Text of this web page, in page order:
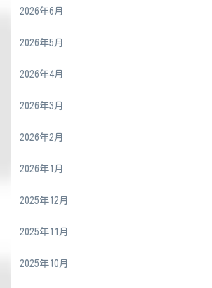
2026年6月
2026年5月
2026年4月
2026年3月
2026年2月
2026年1月
2025年12月
2025年11月
2025年10月